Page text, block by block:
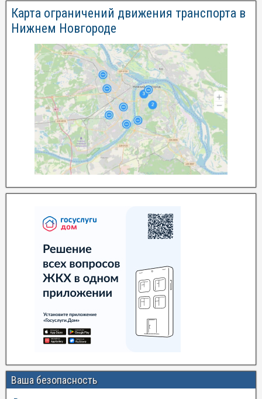
Карта ограничений движения транспорта в
Нижнем Новгороде
Ваша безопасность